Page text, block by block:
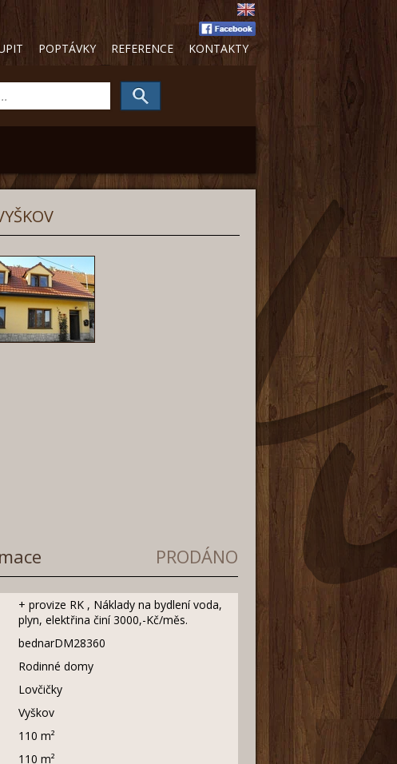
POPTÁVKY REFERENCE KONTAKTY
PRODÁNO
+ provize RK , Náklady na bydlení voda,
plyn, elektřina činí 3000,-Kč/měs.
bednarDM28360
Rodinné domy
Lovčičky
Vyškov
110 m²
110 m²